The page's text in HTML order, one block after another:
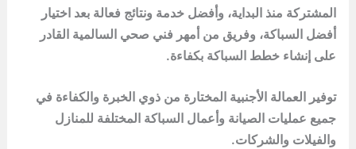
المشتركة منذ البداية، وأفضل خدمة ونتائج فعالة بعد اختيار
أفضل السباكة، وفريق من أمهر فني صحي السالمية القادر
على إنشاء خطط السباكة بكفاءة.
توفير العمالة الأجنبية المختارة من ذوي الخبرة والكفاءة في
جميع عمليات الصيانة وأعمال السباكة المختلفة للمنازل
والفيلات والشركات.